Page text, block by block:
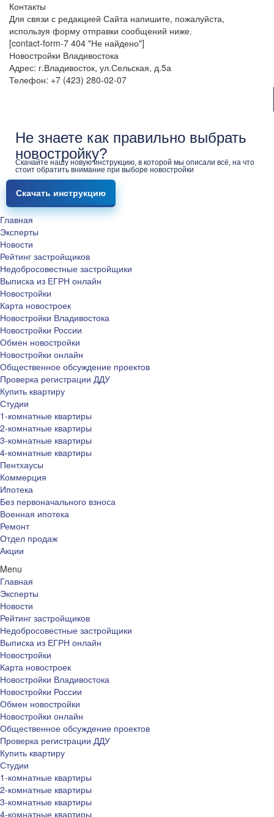
Контакты
Для связи с редакцией Сайта напишите, пожалуйста,
используя форму отправки сообщений ниже.
[contact-form-7 404 "Не найдено"]
Новостройки Владивостока
Адрес: г.Владивосток, ул.Сельская, д.5а
Телефон: +7 (423) 280-02-07
Не знаете как правильно выбрать
новостройку?
Скачайте нашу новую инструкцию, в которой мы описали всё, на что
стоит обратить внимание при выборе новостройки
Скачать инструкцию
Главная
Эксперты
Новости
Рейтинг застройщиков
Недобросовестные застройщики
Выписка из ЕГРН онлайн
Новостройки
Карта новостроек
Новостройки Владивостока
Новостройки России
Обмен новостройки
Новостройки онлайн
Общественное обсуждение проектов
Проверка регистрации ДДУ
Купить квартиру
Студии
1-комнатные квартиры
2-комнатные квартиры
3-комнатные квартиры
4-комнатные квартиры
Пентхаусы
Коммерция
Ипотека
Без первоначального взноса
Военная ипотека
Ремонт
Отдел продаж
Акции
Menu
Главная
Эксперты
Новости
Рейтинг застройщиков
Недобросовестные застройщики
Выписка из ЕГРН онлайн
Новостройки
Карта новостроек
Новостройки Владивостока
Новостройки России
Обмен новостройки
Новостройки онлайн
Общественное обсуждение проектов
Проверка регистрации ДДУ
Купить квартиру
Студии
1-комнатные квартиры
2-комнатные квартиры
3-комнатные квартиры
4-комнатные квартиры